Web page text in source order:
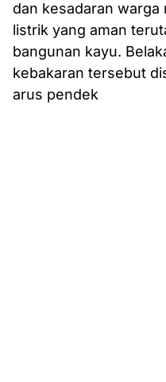
dan kesadaran
listrik yang aman
bangunan kayu.
kebakaran tersebut
arus pendek